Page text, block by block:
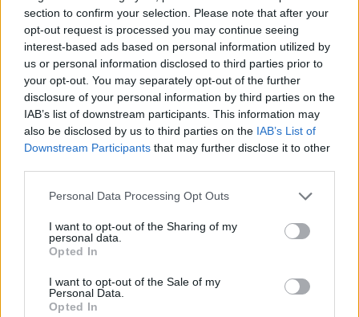
section to confirm your selection. Please note that after your
opt-out request is processed you may continue seeing
interest-based ads based on personal information utilized by
us or personal information disclosed to third parties prior to
your opt-out. You may separately opt-out of the further
disclosure of your personal information by third parties on the
IAB’s list of downstream participants. This information may
also be disclosed by us to third parties on the IAB’s List of
Downstream Participants that may further disclose it to other
Personal Data Processing Opt Outs
I want to opt-out of the Sharing of my
personal data.
Opted In
I want to opt-out of the Sale of my
Personal Data.
Opted In